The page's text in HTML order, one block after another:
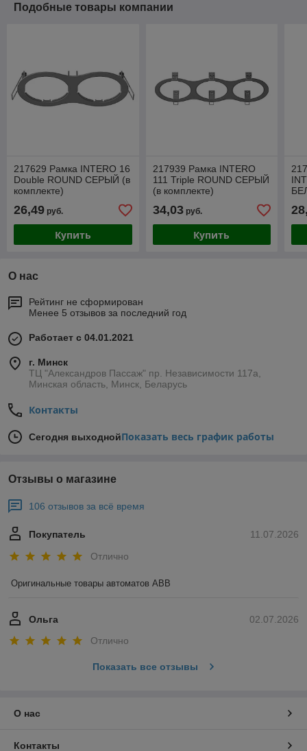
Подобные товары компании
217629 Рамка INTERO 16
Double ROUND СЕРЫЙ (в
комплекте)
26,49 руб.
Купить
217939 Рамка INTERO
111 Triple ROUND СЕРЫЙ
(в комплекте)
34,03руб.
Купить
О нас
Рейтинг не сформирован
Менее 5 отзывов за последний год
Работает с 04.01.2021
г. Минск
ТЦ "Александров Пассаж" пр. Независимости 117а,
Минская область, Минск, Беларусь
Контакты
Сегодня выходнойПоказать весь график работы
Отзывы о магазине
106 отзывов за всё время
11.07.2026
Покупатель
Отлично
Оригинальные товары автоматов ABB
02.07.2026
Ольга
Отлично
Показать все отзывы
О нас
Контакты